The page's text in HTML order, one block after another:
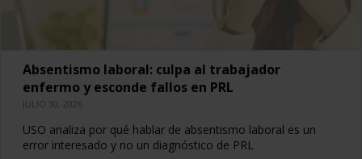
Absentismo laboral: culpa al trabajador
enfermo y esconde fallos en PRL
JULIO 30, 2026
USO analiza por qué hablar de absentismo laboral es un
error interesado y no un diagnóstico de PRL